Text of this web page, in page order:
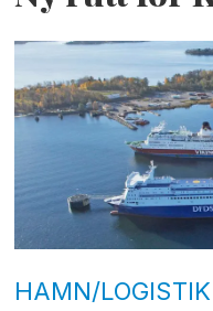
HAMN/LOGISTIK